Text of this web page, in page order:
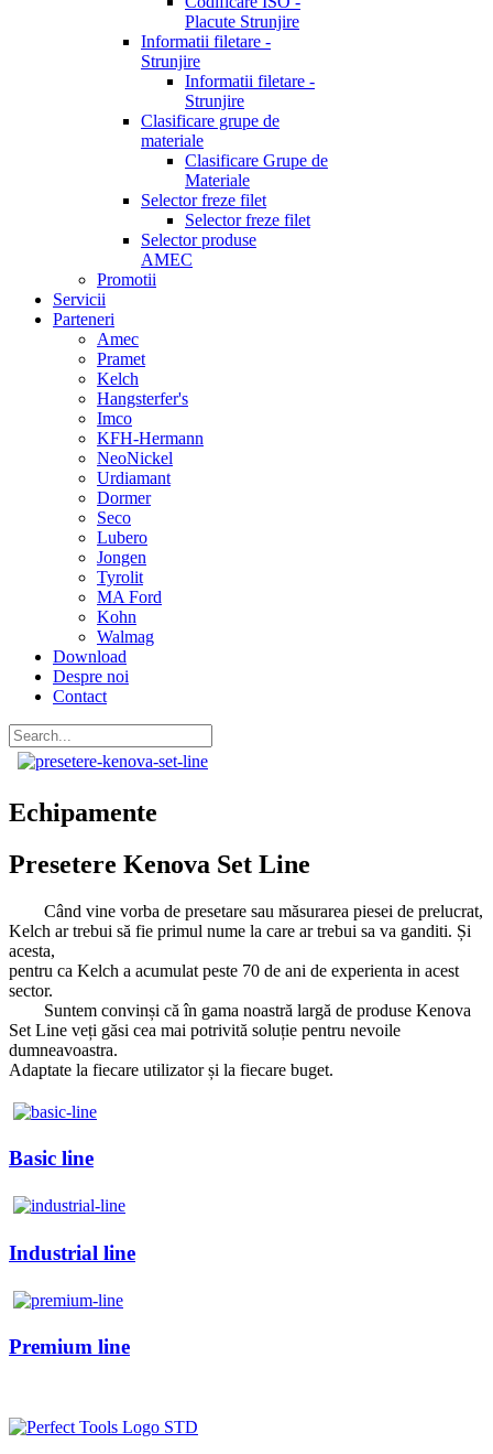
Placute Strunjire
Informatii filetare -
Strunjire
Informatii filetare -
Strunjire
Clasificare grupe de
materiale
Clasificare Grupe de
Materiale
Selector freze filet
Selector freze filet
Selector produse
AMEC
Promotii
Servicii
Parteneri
Amec
Pramet
Kelch
Hangsterfer's
Imco
KFH-Hermann
NeoNickel
Urdiamant
Dormer
Seco
Lubero
Jongen
Tyrolit
MA Ford
Kohn
Walmag
Download
Despre noi
Contact
Echipamente
Presetere Kenova Set Line
Când vine vorba de presetare sau măsurarea piesei de prelucrat,
Kelch ar trebui să fie primul nume la care ar trebui sa va ganditi. Și
acesta,
pentru ca Kelch a acumulat peste 70 de ani de experienta in acest
sector.
Suntem convinși că în gama noastră largă de produse Kenova
Set Line veți găsi cea mai potrivită soluție pentru nevoile
dumneavoastra.
Adaptate la fiecare utilizator și la fiecare buget.
Basic line
Industrial line
Premium line